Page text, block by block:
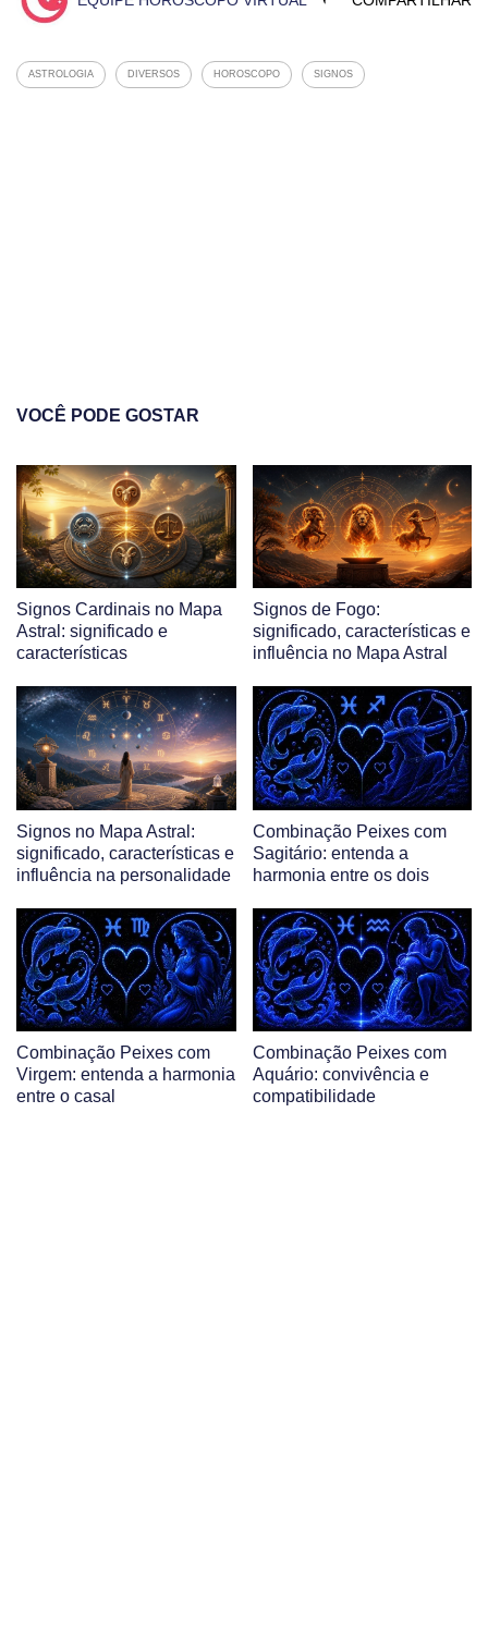
ASTROLOGIA DIVERSOS HOROSCOPO SIGNOS
VOCÊ PODE GOSTAR
Signos Cardinais no Mapa
Astral: significado e
características
Signos de Fogo:
significado, características e
influência no Mapa Astral
Signos no Mapa Astral:
significado, características e
influência na personalidade
Combinação Peixes com
Sagitário: entenda a
harmonia entre os dois
Combinação Peixes com
Virgem: entenda a harmonia
entre o casal
Combinação Peixes com
Aquário: convivência e
compatibilidade